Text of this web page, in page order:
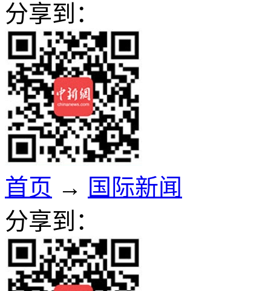
分享到：
首页 → 国际新闻
分享到：